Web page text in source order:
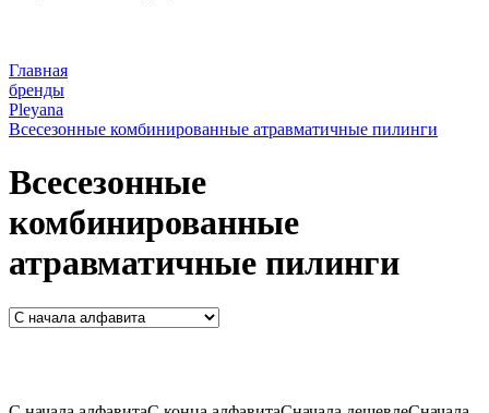
Главная
бренды
Pleyana
Всесезонные комбинированные атравматичные пилинги
Всесезонные
комбинированные
атравматичные пилинги